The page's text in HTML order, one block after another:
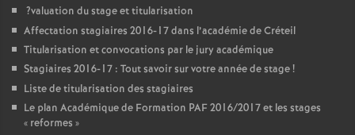
?valuation du stage et titularisation
Affectation stagiaires 2016-17 dans l’académie de Créteil
Titularisation et convocations par le jury académique
Stagiaires 2016-17 : Tout savoir sur votre année de stage!
Liste de titularisation des stagiaires
Le plan Académique de Formation PAF2016/2017 et les stages
« reformes »